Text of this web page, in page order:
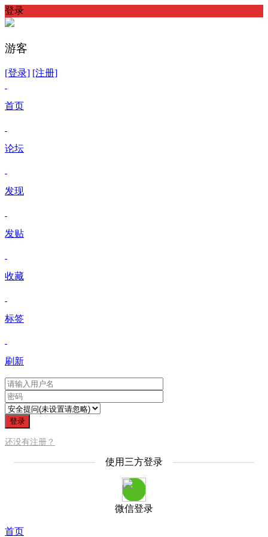
登录
游客
[登录] [注册]
首页
论坛
发现
发贴
收藏
标签
刷新
登录
还没有注册？
使用三方登录
微信登录
首页